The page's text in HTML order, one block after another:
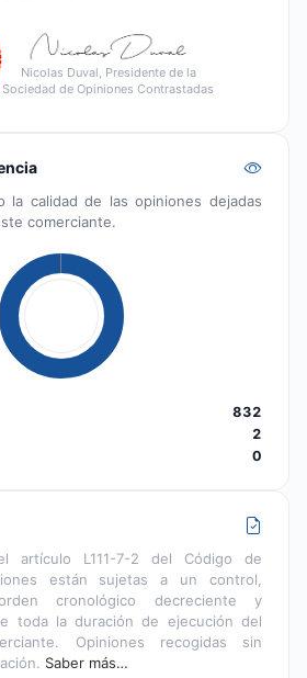
Nicolas Duval, Presidente de la
Sociedad de Opiniones Contrastadas
la calidad de las opiniones dejadas
comerciante.
832
2
0
artículo L111-7-2 del Código de
están sujetas a un control,
cronológico decreciente y
toda la duración de ejecución del
Opiniones recogidas sin
Saber más…